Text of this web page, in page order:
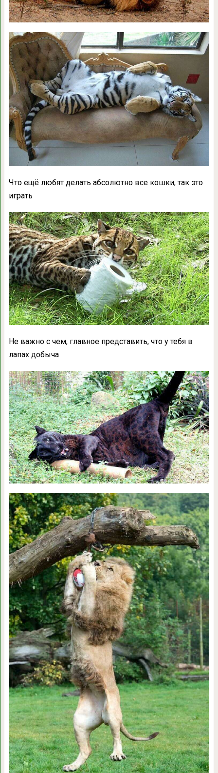
Что ещё любят делать абсолютно все кошки, так это
играть
Не важно с чем, главное представить, что у тебя в
лапах добыча